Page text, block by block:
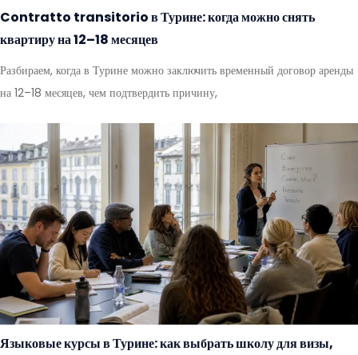
Contratto transitorio в Турине: когда можно снять
квартиру на 12–18 месяцев
Разбираем, когда в Турине можно заключить временный договор аренды
на 12–18 месяцев, чем подтвердить причину,
Языковые курсы в Турине: как выбрать школу для визы,